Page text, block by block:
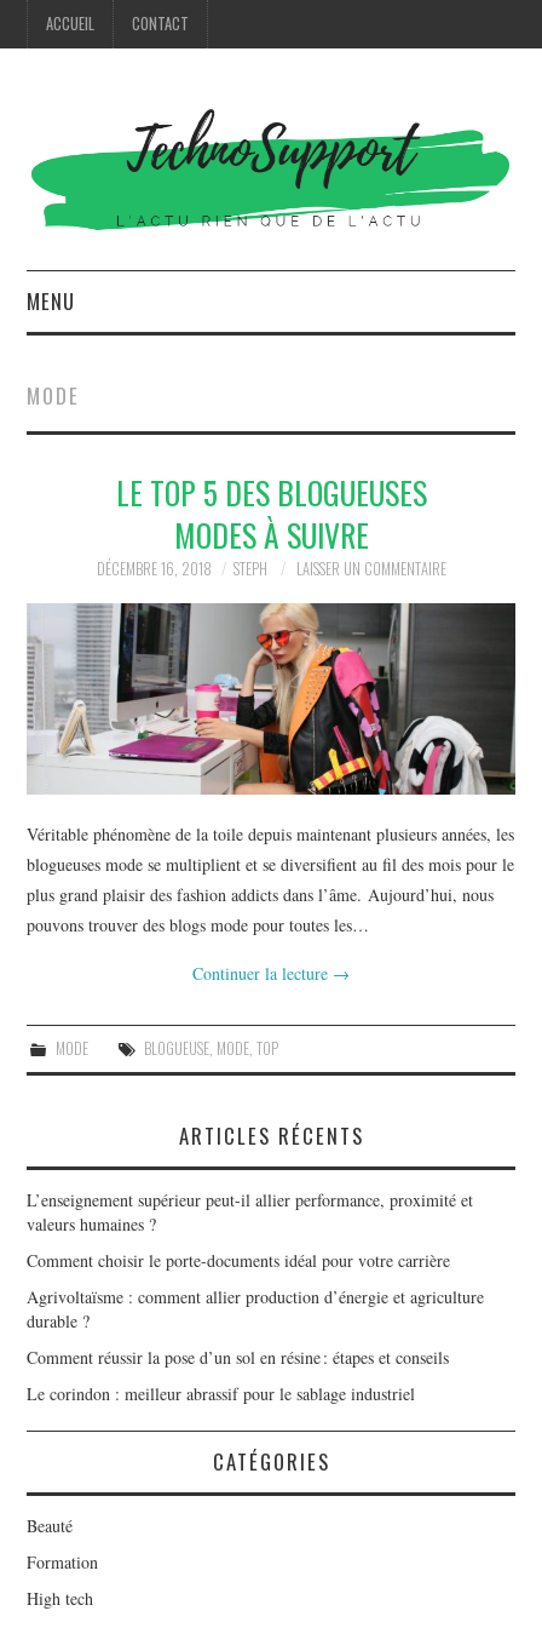
ACCUEIL CONTACT
MENU
IMMOBILIER
SOCIETE
FORMATION
SANTÉ
CONTACT
MODE
LE TOP 5 DES BLOGUEUSES
MODES À SUIVRE
DÉCEMBRE 16, 2018 STEPH LAISSER UN COMMENTAIRE
Véritable phénomène de la toile depuis maintenant plusieurs années, les
blogueuses mode se multiplient et se diversifient au fil des mois pour le
plus grand plaisir des fashion addicts dans l’âme. Aujourd’hui, nous
pouvons trouver des blogs mode pour toutes les…
Continuer la lecture →
MODE BLOGUEUSE, MODE, TOP
ARTICLES RÉCENTS
L’enseignement supérieur peut-il allier performance, proximité et
valeurs humaines ?
Comment choisir le porte-documents idéal pour votre carrière
Agrivoltaïsme : comment allier production d’énergie et agriculture
durable ?
Comment réussir la pose d’un sol en résine : étapes et conseils
Le corindon : meilleur abrassif pour le sablage industriel
CATÉGORIES
Beauté
Formation
High tech